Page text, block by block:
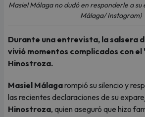
Masiel Málaga no dudó en responderle a
Málaga/ Instagram)
Durante una entrevista, la salsera
vivió momentos complicados con el
Hinostroza.
Masiel Málagarompió su silencio y
las recientes declaraciones de su
Hinostroza, quien aseguró que hizo